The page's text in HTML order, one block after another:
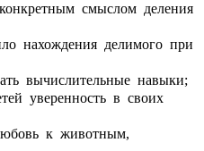
смыслом деления
делимого при
навыки;
в своих
к животным,